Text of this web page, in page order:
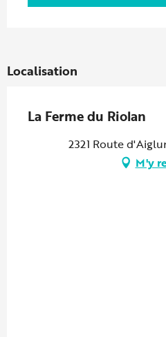
Localisation
La Ferme du Riolan
2321 Route
M'y